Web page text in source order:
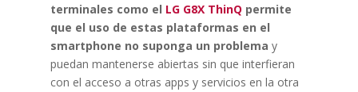
terminales como el LG G8X ThinQ permite
que el uso de estas plataformas en el
smartphone no suponga un problema y
puedan mantenerse abiertas sin que interfieran
con el acceso a otras apps y servicios en la otra